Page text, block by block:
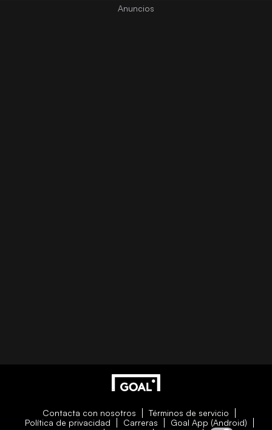
Contacta con nosotros
Términos de servicio
Política de privacidad
Carreras
Goal App (Android)